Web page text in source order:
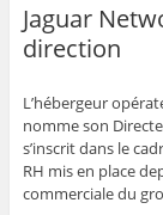
Jaguar
direction
L’hébergeur
nomme son
s’inscrit dans le
RH mis en place
commerciale du